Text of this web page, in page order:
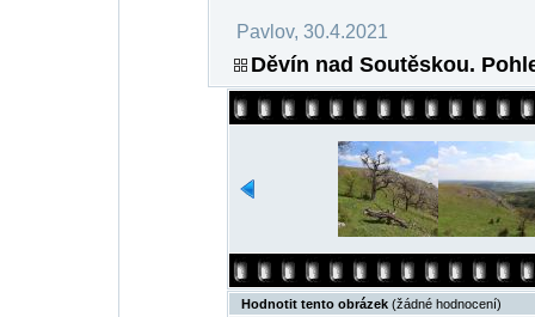
Pavlov, 30.4.2021
Děvín nad Soutěskou.
Hodnotit tento obrázek (žádné hodnocení)